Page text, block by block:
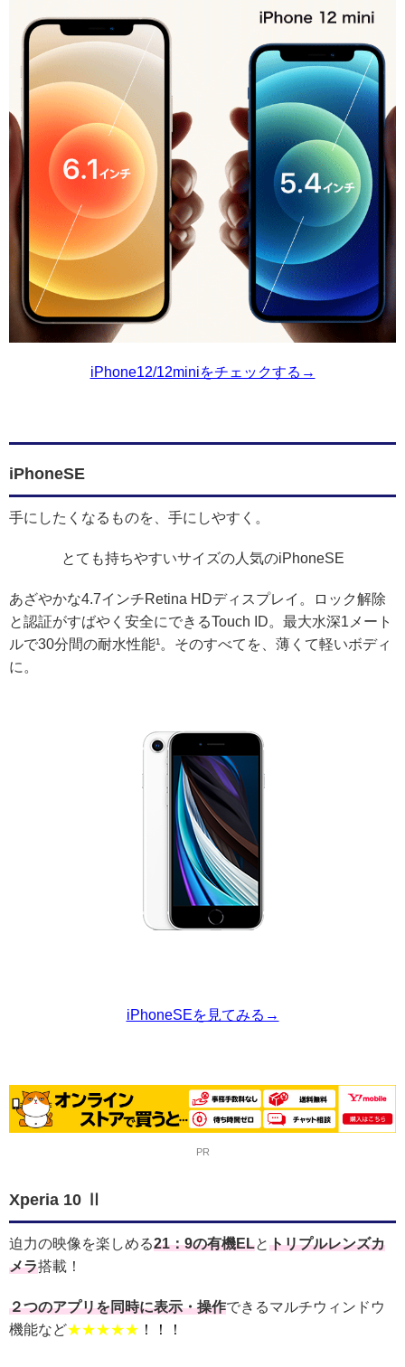
iPhone12/12miniをチェックする→
iPhoneSE
手にしたくなるものを、手にしやすく。
とても持ちやすいサイズの人気のiPhoneSE
あざやかな4.7インチRetina HDディスプレイ。ロック解除
と認証がすばやく安全にできるTouch ID。最大水深1メート
ルで30分間の耐水性能¹。そのすべてを、薄くて軽いボディ
に。
iPhoneSEを見てみる→
PR
Xperia 10 Ⅱ
迫力の映像を楽しめる21：9の有機ELとトリプルレンズカ
メラ搭載！
２つのアプリを同時に表示・操作できるマルチウィンドウ
機能など★★★★★ ！！！